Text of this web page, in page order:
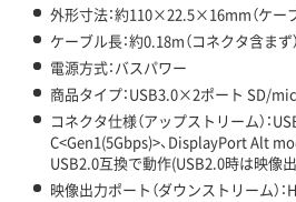
外形寸法：約110×22.5×16mm（ケー
ケーブル長：約0.18m（コネクタ含まず）
電源方式：バスパワー
商品タイプ：USB3.0×2ポート SD/
コネクタ仕様（アップストリーム）：
C<Gen1(5Gbps)>、DisplayPort Alt
USB2.0互換で動作(USB2.0時は映像
映像出力ポート（ダウンストリーム）